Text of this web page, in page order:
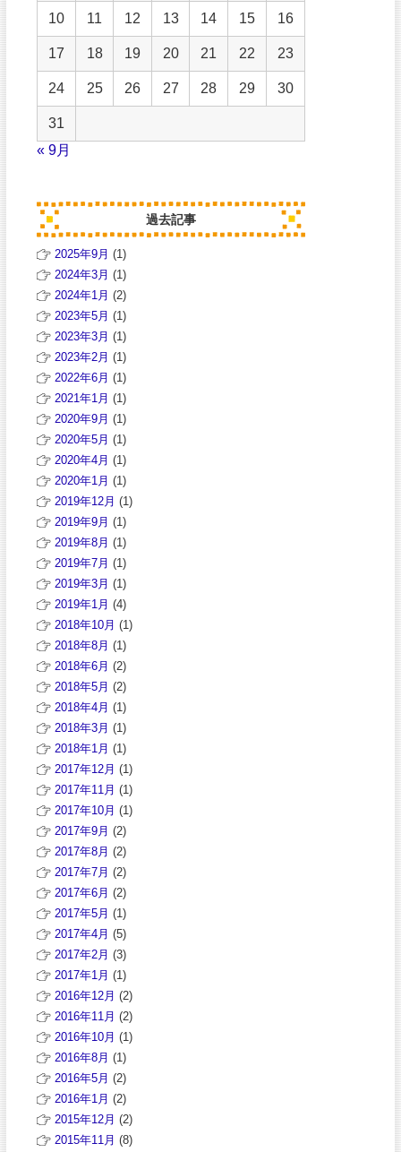
10 11 12 13 14 15 16
17 18 19 20 21 22 23
24 25 26 27 28 29 30
31
« 9月
過去記事
2025年9月 (1)
2024年3月 (1)
2024年1月 (2)
2023年5月 (1)
2023年3月 (1)
2023年2月 (1)
2022年6月 (1)
2021年1月 (1)
2020年9月 (1)
2020年5月 (1)
2020年4月 (1)
2020年1月 (1)
2019年12月 (1)
2019年9月 (1)
2019年8月 (1)
2019年7月 (1)
2019年3月 (1)
2019年1月 (4)
2018年10月 (1)
2018年8月 (1)
2018年6月 (2)
2018年5月 (2)
2018年4月 (1)
2018年3月 (1)
2018年1月 (1)
2017年12月 (1)
2017年11月 (1)
2017年10月 (1)
2017年9月 (2)
2017年8月 (2)
2017年7月 (2)
2017年6月 (2)
2017年5月 (1)
2017年4月 (5)
2017年2月 (3)
2017年1月 (1)
2016年12月 (2)
2016年11月 (2)
2016年10月 (1)
2016年8月 (1)
2016年5月 (2)
2016年1月 (2)
2015年12月 (2)
2015年11月 (8)